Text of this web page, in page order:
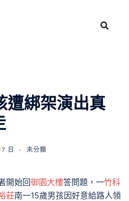
遭綁架演出真
日 未分類
開始回御園大樓答問題，一竹科
莊南一15歲男孩因好意給路人領